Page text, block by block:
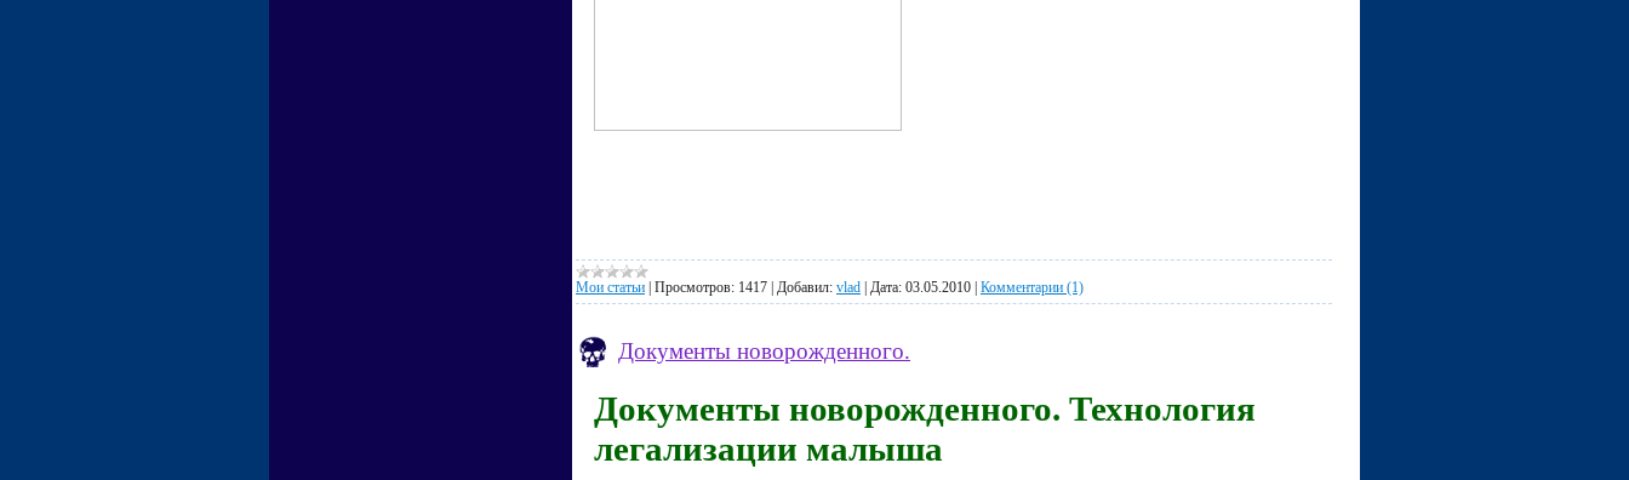
Мои статьи Просмотров: 1417 Добавил: vlad Дата: 03.05.2010 Комментарии (1)
Документы новорожденного.
Документы новорожденного. Технология
легализации малыша